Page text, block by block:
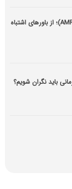
راهنمای جامع مقاومت آنتی بیوتیکی (َAMR)؛ از باورهای اشتباه
باید نگران شویم؟